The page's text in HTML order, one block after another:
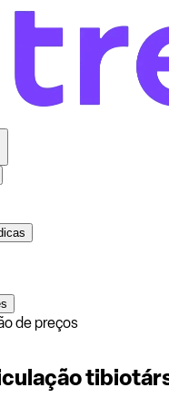
de preços